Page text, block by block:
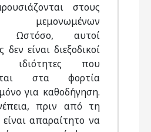
στους
μεμονωμένων
Ωστόσο, αυτοί
δεν είναι διεξοδικοί
που
στα φορτία
για καθοδήγηση.
πριν από τη
απαραίτητο να